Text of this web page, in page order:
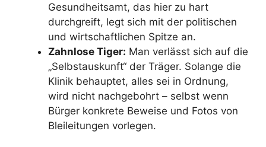
Gesundheitsamt, das hier zu hart
durchgreift, legt sich mit der politischen
und wirtschaftlichen Spitze an.
Zahnlose Tiger: Man verlässt sich auf die
„Selbstauskunft“ der Träger. Solange die
Klinik behauptet, alles sei in Ordnung,
wird nicht nachgebohrt – selbst wenn
Bürger konkrete Beweise und Fotos von
Bleileitungen vorlegen.